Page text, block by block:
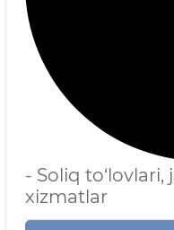
- Soliq
xizmatlar